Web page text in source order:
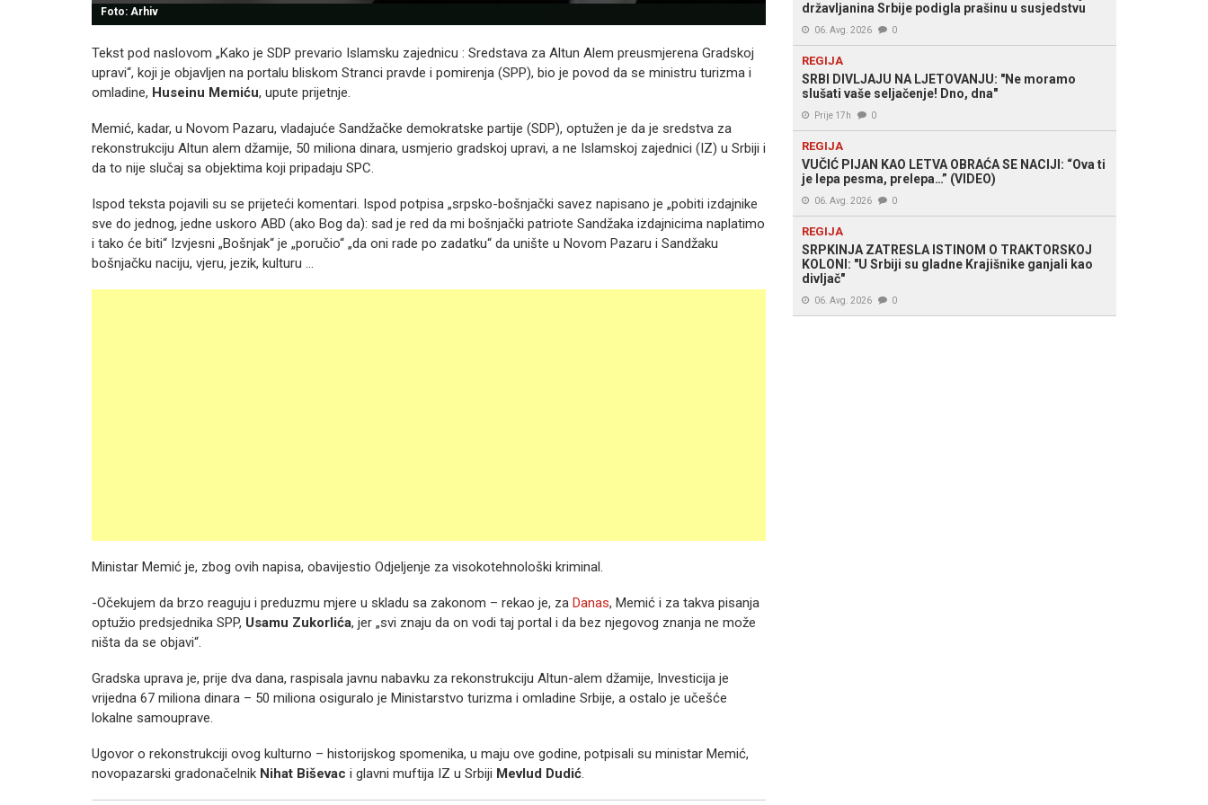
Foto: Arhiv
Tekst pod naslovom „Kako je SDP prevario Islamsku zajednicu : Sredstava za Altun Alem preusmjerena Gradskoj
upravi“, koji je objavljen na portalu bliskom Stranci pravde i pomirenja (SPP), bio je povod da se ministru turizma i
omladine, Huseinu Memiću, upute prijetnje.
Memić, kadar, u Novom Pazaru, vladajuće Sandžačke demokratske partije (SDP), optužen je da je sredstva za
rekonstrukciju Altun alem džamije, 50 miliona dinara, usmjerio gradskoj upravi, a ne Islamskoj zajednici (IZ) u Srbiji i
da to nije slučaj sa objektima koji pripadaju SPC.
Ispod teksta pojavili su se prijeteći komentari. Ispod potpisa „srpsko-bošnjački savez napisano je „pobiti izdajnike
sve do jednog, jedne uskoro ABD (ako Bog da): sad je red da mi bošnjački patriote Sandžaka izdajnicima naplatimo
i tako će biti“ Izvjesni „Bošnjak“ je „poručio“ „da oni rade po zadatku“ da unište u Novom Pazaru i Sandžaku
bošnjačku naciju, vjeru, jezik, kulturu …
Ministar Memić je, zbog ovih napisa, obavijestio Odjeljenje za visokotehnološki kriminal.
-Očekujem da brzo reaguju i preduzmu mjere u skladu sa zakonom – rekao je, za Danas, Memić i za takva pisanja
optužio predsjednika SPP, Usamu Zukorlića, jer „svi znaju da on vodi taj portal i da bez njegovog znanja ne može
ništa da se objavi“.
Gradska uprava je, prije dva dana, raspisala javnu nabavku za rekonstrukciju Altun-alem džamije, Investicija je
vrijedna 67 miliona dinara – 50 miliona osiguralo je Ministarstvo turizma i omladine Srbije, a ostalo je učešće
lokalne samouprave.
Ugovor o rekonstrukciji ovog kulturno – historijskog spomenika, u maju ove godine, potpisali su ministar Memić,
novopazarski gradonačelnik Nihat Biševac i glavni muftija IZ u Srbiji Mevlud Dudić.
državljanina Srbije podigla prašinu u susjedstvu
06. Avg. 2026 0
REGIJA
SRBI DIVLJAJU NA LJETOVANJU: "Ne moramo
slušati vaše seljačenje! Dno, dna"
Prije 17h 0
REGIJA
VUČIĆ PIJAN KAO LETVA OBRAĆA SE NACIJI: “Ova ti
je lepa pesma, prelepa…” (VIDEO)
06. Avg. 2026 0
REGIJA
SRPKINJA ZATRESLA ISTINOM O TRAKTORSKOJ
KOLONI: "U Srbiji su gladne Krajišnike ganjali kao
divljač"
06. Avg. 2026 0